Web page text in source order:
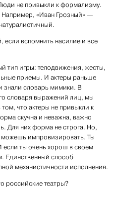
не привыкли к формализму.
Например, «Иван Грозный» —
если вспомнить насилие и все
тип игры: телодвижения, жесты,
приемы. И актеры раньше
знали словарь мимики. В
словаря выражений лиц, мы
что актеры не привыкли к
скучна и неважна, важно
Для них форма не строга. Но,
можешь импровизировать. Ты
если ты очень хорош в своем
Единственный способ
механистичности исполнения.
российские театры?